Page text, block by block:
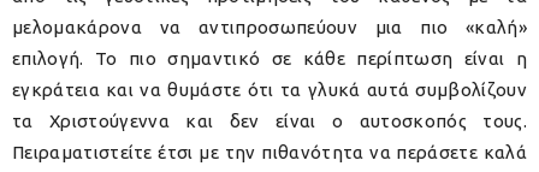
μελομακάρονα να αντιπροσωπεύουν μια πιο «καλή»
επιλογή. Το πιο σημαντικό σε κάθε περίπτωση είναι η
εγκράτεια και να θυμάστε ότι τα γλυκά αυτά συμβολίζουν
τα Χριστούγεννα και δεν είναι ο αυτοσκοπός τους.
Πειραματιστείτε έτσι με την πιθανότητα να περάσετε καλά